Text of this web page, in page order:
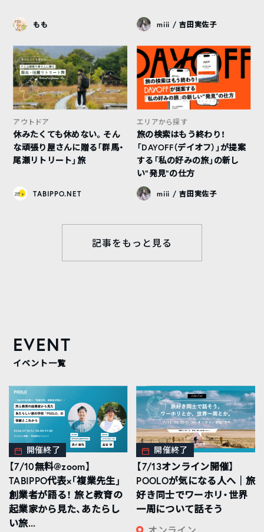
もも miii / 吉田実佐子
アウトドア
休みたくても休めない。そん
な頑張り屋さんに贈る「群馬・
尾瀬リトリート」旅
TABIPPO.NET
エリアから探す
旅の検索はもう終わり！
「DAYOFF（デイオフ）」が提案
する「私の好みの旅」の新し
い“発見”の仕方
miii / 吉田実佐子
記事をもっと見る
EVENT
イベント一覧
開催終了
【7/10無料@zoom】
TABIPPO代表×「複業先生」
創業者が語る！ 旅と教育の
起業家から見た、あたらし
い旅...
開催終了
【7/13オンライン開催】
POOLOが気になる人へ｜旅
好き同士でワーホリ・世界
一周について話そう